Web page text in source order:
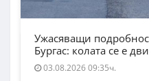
Ужасяващи
Бургас: колата се е
03.08.2026 09:35ч.